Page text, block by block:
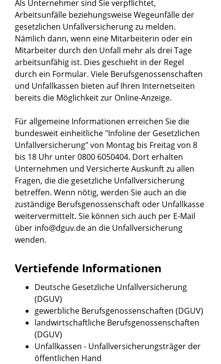
Als Unternehmer sind Sie verpflichtet,
Arbeitsunfälle beziehungsweise Wegeunfälle der
gesetzlichen Unfallversicherung zu melden.
Nämlich dann, wenn eine Mitarbeiterin oder ein
Mitarbeiter durch den Unfall mehr als drei Tage
arbeitsunfähig ist. Dies geschieht in der Regel
durch ein Formular. Viele Berufsgenossenschaften
und Unfallkassen bieten auf Ihren Internetseiten
bereits die Möglichkeit zur Online-Anzeige.
Für allgemeine Informationen erreichen Sie die
bundesweit einheitliche "Infoline der Gesetzlichen
Unfallversicherung" von Montag bis Freitag von 8
bis 18 Uhr unter 0800 6050404. Dort erhalten
Unternehmen und Versicherte Auskunft zu allen
Fragen, die die gesetzliche Unfallversicherung
betreffen. Wenn nötig, werden Sie auch an die
zuständige Berufsgenossenschaft oder Unfallkasse
weitervermittelt. Sie können sich auch per E-Mail
über info@dguv.de an die Unfallversicherung
wenden.
Vertiefende Informationen
Deutsche Gesetzliche Unfallversicherung
(DGUV)
gewerbliche Berufsgenossenschaften (DGUV)
landwirtschaftliche Berufsgenossenschaften
(DGUV)
Unfallkassen - Unfallversicherungsträger der
öffentlichen Hand